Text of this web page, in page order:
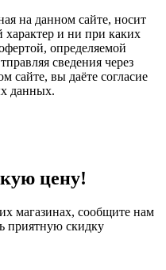
на данном сайте, носит
и ни при каких
определяемой
сведения через
сайте, вы даёте согласие
данных.
цену!
магазинах, сообщите нам
приятную скидку